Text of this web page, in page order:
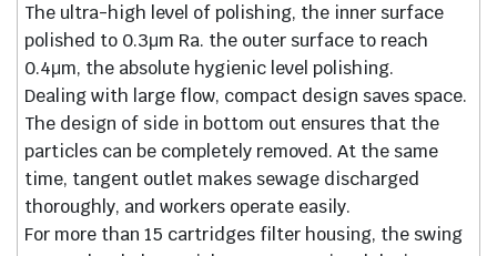
The ultra-high level of polishing, the inner surface
polished to 0.3μm Ra. the outer surface to reach
0.4μm, the absolute hygienic level polishing.
Dealing with large flow, compact design saves space.
The design of side in bottom out ensures that the
particles can be completely removed. At the same
time, tangent outlet makes sewage discharged
thoroughly, and workers operate easily.
For more than 15 cartridges filter housing, the swing